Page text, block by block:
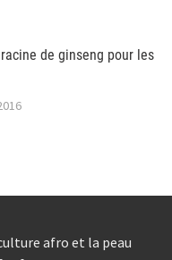
de ginseng pour les
afro et la peau